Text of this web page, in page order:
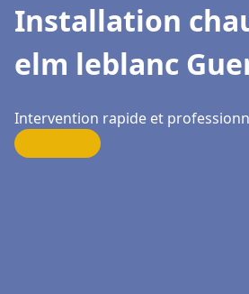
Installation
elm leblanc
Intervention rapide et